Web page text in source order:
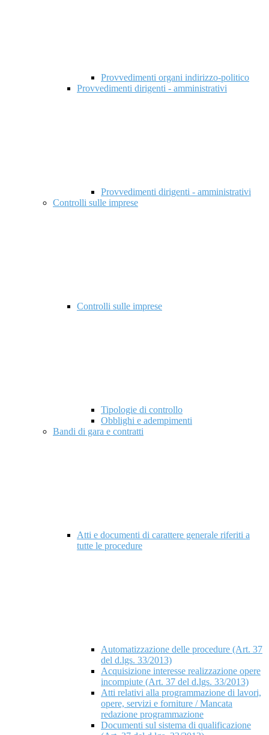
Provvedimenti organi indirizzo-politico
Provvedimenti dirigenti - amministrativi
Provvedimenti dirigenti - amministrativi
Controlli sulle imprese
Controlli sulle imprese
Tipologie di controllo
Obblighi e adempimenti
Bandi di gara e contratti
Atti e documenti di carattere generale riferiti a
tutte le procedure
Automatizzazione delle procedure (Art. 37
del d.lgs. 33/2013)
Acquisizione interesse realizzazione opere
incompiute (Art. 37 del d.lgs. 33/2013)
Atti relativi alla programmazione di lavori,
opere, servizi e forniture / Mancata
redazione programmazione
Documenti sul sistema di qualificazione